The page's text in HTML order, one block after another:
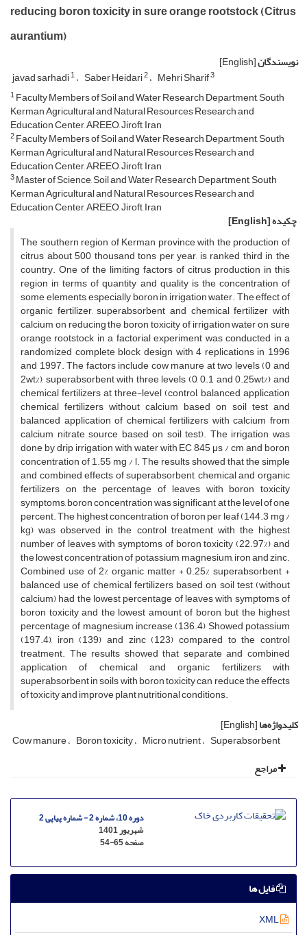
reducing boron toxicity in sure orange rootstock (Citrus
aurantium)
نویسندگان[English]
javad sarhadi1 Saber Heidari2 Mehri Sharif3
1Faculty Members of Soil and Water Research Department, South
Kerman Agricultural and Natural Resources Research and
Education Center, AREEO, Jiroft, Iran
2Faculty Members of Soil and Water Research Department, South
Kerman Agricultural and Natural Resources Research and
Education Center, AREEO, Jiroft, Iran
3Master of Science, Soil and Water Research Department, South
Kerman Agricultural and Natural Resources Research and
Education Center, AREEO, Jiroft, Iran
چکیده[English]
The southern region of Kerman province with the production of
citrus about 500 thousand tons per year, is ranked third in the
country. One of the limiting factors of citrus production in this
region in terms of quantity and quality is the concentration of
some elements, especially boron in irrigation water. The effect of
organic fertilizer, superabsorbent and chemical fertilizer with
calcium on reducing the boron toxicity of irrigation water on sure
orange rootstock in a factorial experiment was conducted in a
randomized complete block design with 4 replications in 1996
and 1997. The factors include cow manure at two levels (0 and
2wt%), superabsorbent with three levels (0, 0.1 and 0.25wt%) and
chemical fertilizers at three-level (control, balanced application
chemical fertilizers without calcium based on soil test and
balanced application of chemical fertilizers with calcium from
calcium nitrate source based on soil test). The irrigation was
done by drip irrigation with water with EC 845 μs / cm and boron
concentration of 1.55 mg / l. The results showed that the simple
and combined effects of superabsorbent, chemical and organic
fertilizers on the percentage of leaves with boron toxicity
symptoms, boron concentration was significant at the level of one
percent. The highest concentration of boron per leaf (144.3 mg /
kg) was observed in the control treatment with the highest
number of leaves with symptoms of boron toxicity (22.97%) and
the lowest concentration of potassium, magnesium, iron and zinc.
Combined use of 2% organic matter + 0.25% superabsorbent +
balanced use of chemical fertilizers based on soil test (without
calcium) had the lowest percentage of leaves with symptoms of
boron toxicity and the lowest amount of boron, but the highest
percentage of magnesium increase (136.4) Showed potassium
(197.4), iron (139) and zinc (123) compared to the control
treatment. The results showed that separate and combined
application of chemical and organic fertilizers with
superabsorbent in soils with boron toxicity can reduce the effects
of toxicity and improve plant nutritional conditions.
کلیدواژه‌ها[English]
Cow manure Boron toxicity Micro nutrient Superabsorbent
مراجع
دوره 10، شماره 2 - شماره پیاپی 2
شهریور 1401
صفحه54-65
فایل ها